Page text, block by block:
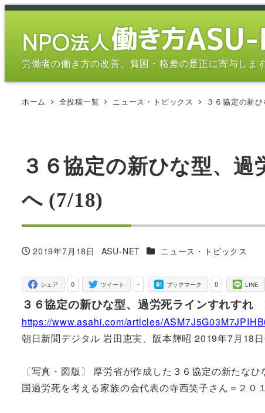
メ
労働者の働き方の改善、貧困・格差の是正に寄与しま
ホーム 全投稿一覧 ニュース・トピックス ３６協定の新
３６協定の新ひな型、
へ (7/18)
投稿日
2019年7月18日
著
ASU-NET カテゴリー
ニュース・トピックス
0
シェア -
ツイート 0
ブックマーク LINE
３６協定の新ひな型、過労死ラインすれす
https://www.asahi.com/articles/
朝日新聞デジタル 岩田恵実、阪本輝昭 2019年7月18
〔写真・図版〕 厚労省が作成した３６協定の新たな
国過労死を考える家族の会代表の寺西笑子さん＝２０